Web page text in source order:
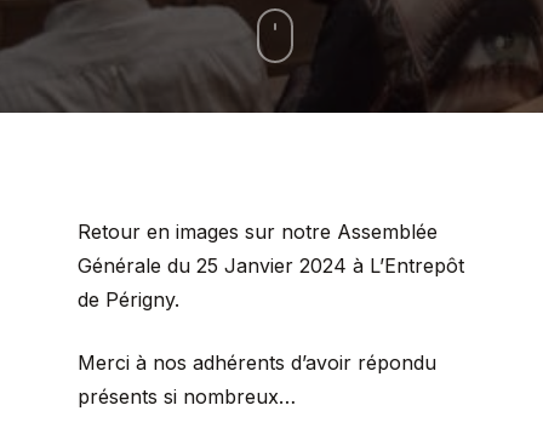
Retour en images sur notre Assemblée
Générale du 25 Janvier 2024 à L’Entrepôt
de Périgny.
Merci à nos adhérents d’avoir répondu
présents si nombreux…